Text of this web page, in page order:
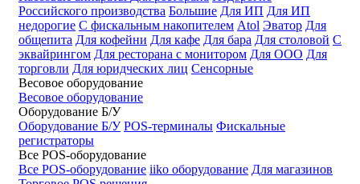
Российского производства Большие Для ИП Для ИП
недорогие С фискальным накопителем Atol Эватор Для
общепита Для кофейни Для кафе Для бара Для столовой С
эквайрингом Для ресторана с монитором Для ООО Для
торговли Для юридческих лиц Сенсорные
Весовое оборудование
Весовое оборудование
Оборудование Б/У
Оборудование Б/У POS-терминалы Фискальные
регистраторы
Все POS-оборудование
Все POS-оборудование iiko оборудование Для магазинов